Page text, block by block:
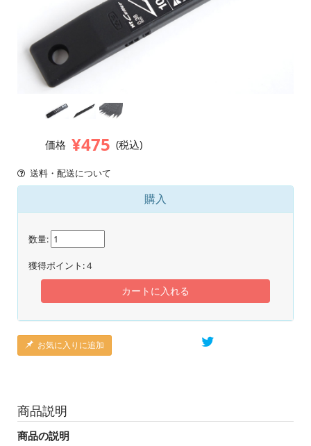
価格 ¥475 (税込)
送料・配送について
購入
数量:
獲得ポイント:4
カートに入れる
お気に入りに追加
商品説明
商品の説明